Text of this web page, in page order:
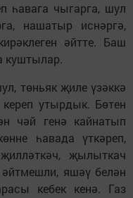
һавага чыгарга, шул
нашатыр иснәргә,
әйтте. Баш
куштылар.
төньяк җиле үзәккә
утырдык. Бөтен
чәй генә кайнатып
һавада үткәреп,
җылыткач
яшәү белән
кебек кенә. Газ